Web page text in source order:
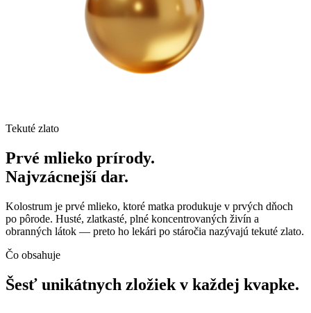
Tekuté zlato
Prvé mlieko prírody.
Najvzácnejší dar.
Kolostrum je prvé mlieko, ktoré matka produkuje v prvých dňoch
po pôrode. Husté, zlatkasté, plné koncentrovaných živín a
obranných látok — preto ho lekári po stáročia nazývajú tekuté zlato.
Čo obsahuje
Šesť unikátnych zložiek v každej kvapke.